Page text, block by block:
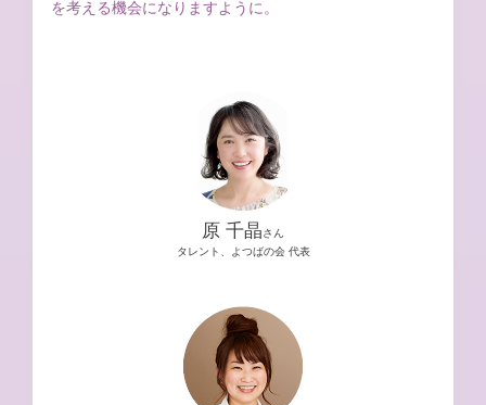
を考える機会になりますように。
原 千晶さん
タレント、よつばの会 代表